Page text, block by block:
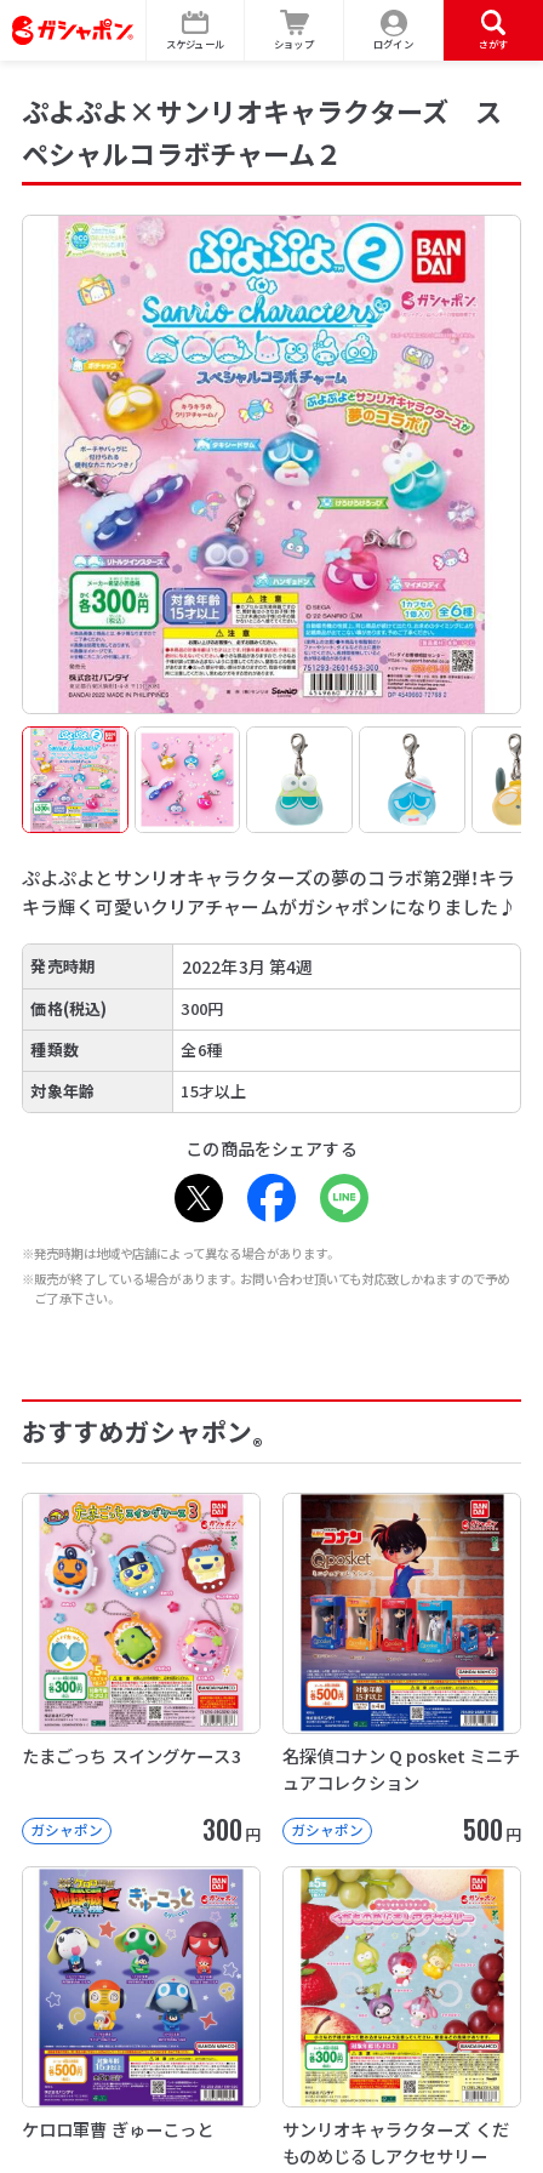
スケジュール ショップ ログイン さがす
ぷよぷよ×サンリオキャラクターズ ス
ペシャルコラボチャーム２
ぷよぷよとサンリオキャラクターズの夢のコラボ第2弾！キラ
キラ輝く可愛いクリアチャームがガシャポンになりました♪
発売時期 2022年3月 第4週
価格(税込)
300円
種類数
全6種
対象年齢
15才以上
この商品をシェアする
※発売時期は地域や店舗によって異なる場合があります。
※販売が終了している場合があります。お問い合わせ頂いても対応致しかねますので予め
ご了承下さい。
おすすめガシャポン®
たまごっち スイングケース3
ガシャポン 300 円
名探偵コナン Q posket ミニチ
ュアコレクション
ガシャポン 500 円
ケロロ軍曹 ぎゅーこっと
サンリオキャラクターズ くだ
ものめじるしアクセサリー